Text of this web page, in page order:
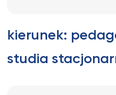
kierunek:
studia